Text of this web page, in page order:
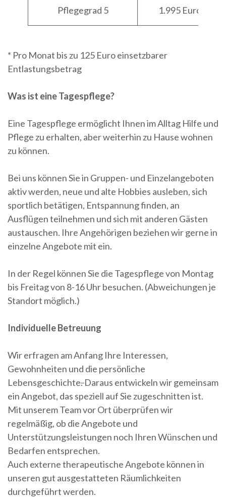
Pflegegrad 5 1.995 Euro
* Pro Monat bis zu 125 Euro einsetzbarer
Entlastungsbetrag
Was ist eine Tagespflege?
Eine Tagespflege ermöglicht Ihnen im Alltag Hilfe und
Pflege zu erhalten, aber weiterhin zu Hause wohnen
zu können.
Bei uns können Sie in Gruppen- und Einzelangeboten
aktiv werden, neue und alte Hobbies ausleben, sich
sportlich betätigen, Entspannung finden, an
Ausflügen teilnehmen und sich mit anderen Gästen
austauschen. Ihre Angehörigen beziehen wir gerne in
einzelne Angebote mit ein.
In der Regel können Sie die Tagespflege von Montag
bis Freitag von 8-16 Uhr besuchen. (Abweichungen je
Standort möglich.)
Individuelle Betreuung
Wir erfragen am Anfang Ihre Interessen,
Gewohnheiten und die persönliche
Lebensgeschichte.Daraus entwickeln wir gemeinsam
ein Angebot, das speziell auf Sie zugeschnitten ist.
Mit unserem Team vor Ort überprüfen wir
regelmäßig, ob die Angebote und
Unterstützungsleistungen noch Ihren Wünschen und
Bedarfen entsprechen.
Auch externe therapeutische Angebote können in
unseren gut ausgestatteten Räumlichkeiten
durchgeführt werden.